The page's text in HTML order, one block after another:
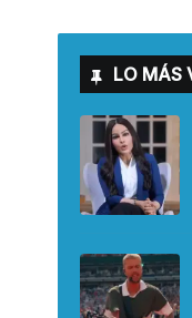
LO MÁS